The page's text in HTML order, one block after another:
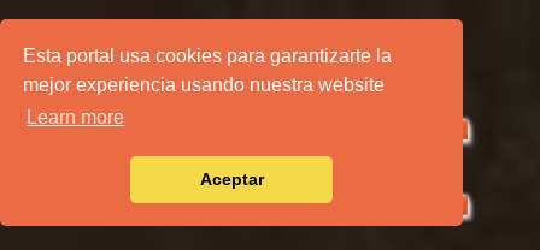
Esta portal usa cookies para garantizarte la
mejor experiencia usando nuestra website
Learn more
Aceptar
PÁGINA PRINCIPAL